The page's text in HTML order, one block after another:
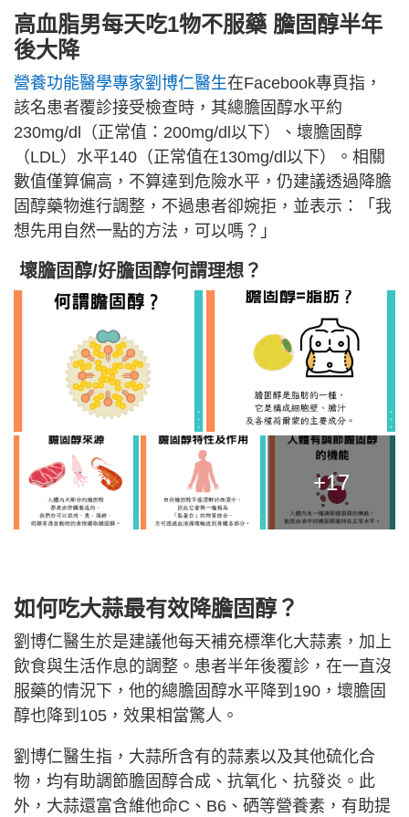
高血脂男每天吃1物不服藥 膽固醇半年
後大降
營養功能醫學專家劉博仁醫生在Facebook專頁指，
該名患者覆診接受檢查時，其總膽固醇水平約
230mg/dl（正常值：200mg/dl以下）、壞膽固醇
（LDL）水平140（正常值在130mg/dl以下）。相關
數值僅算偏高，不算達到危險水平，仍建議透過降膽
固醇藥物進行調整，不過患者卻婉拒，並表示：「我
想先用自然一點的方法，可以嗎？」
壞膽固醇/好膽固醇何謂理想？
+17
如何吃大蒜最有效降膽固醇？
劉博仁醫生於是建議他每天補充標準化大蒜素，加上
飲食與生活作息的調整。患者半年後覆診，在一直沒
服藥的情況下，他的總膽固醇水平降到190，壞膽固
醇也降到105，效果相當驚人。
劉博仁醫生指，大蒜所含有的蒜素以及其他硫化合
物，均有助調節膽固醇合成、抗氧化、抗發炎。此
外，大蒜還富含維他命C、B6、硒等營養素，有助提